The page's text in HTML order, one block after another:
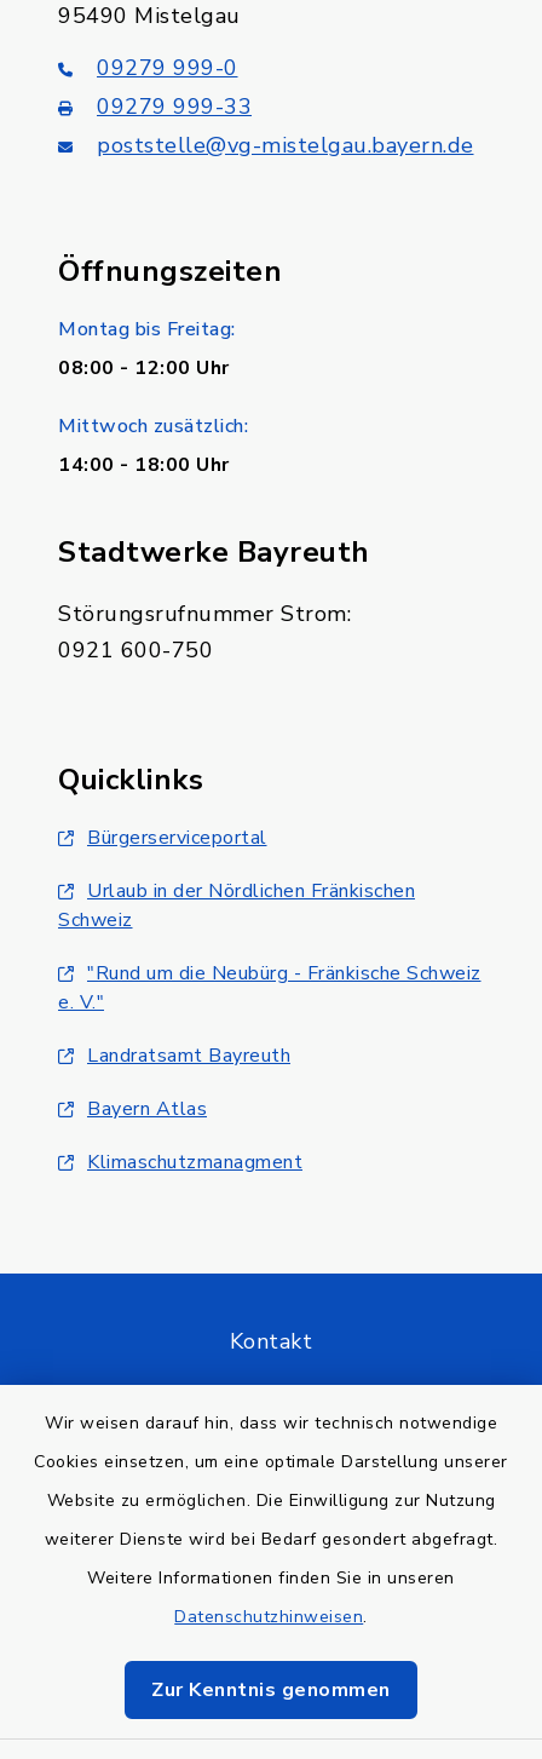
Wir weisen darauf hin, dass wir technisch notwendige
Cookies einsetzen, um eine optimale Darstellung unserer
Website zu ermöglichen. Die Einwilligung zur Nutzung
weiterer Dienste wird bei Bedarf gesondert abgefragt.
Weitere Informationen finden Sie in unseren
Datenschutzhinweisen.
Zur Kenntnis genommen
95490 Mistelgau
09279 999-0
09279 999-33
poststelle@vg-mistelgau.bayern.de
Öffnungszeiten
Montag bis Freitag:
08:00 - 12:00 Uhr
Mittwoch zusätzlich:
14:00 - 18:00 Uhr
Stadtwerke Bayreuth
Störungsrufnummer Strom:
0921 600-750
Quicklinks
Bürgerserviceportal
Urlaub in der Nördlichen Fränkischen
Schweiz
"Rund um die Neubürg - Fränkische Schweiz
e. V."
Landratsamt Bayreuth
Bayern Atlas
Klimaschutzmanagment
Kontakt
Datenschutz
Impressum
Sitemap
Cookie-Einstellungen